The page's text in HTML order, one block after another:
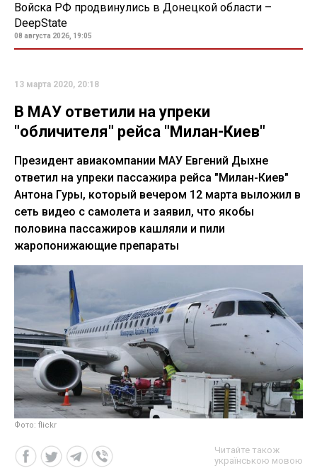
Войска РФ продвинулись в Донецкой области –
DeepState
08 августа 2026, 19:05
13 марта 2020, 20:18
В МАУ ответили на упреки
"обличителя" рейса "Милан-Киев"
Президент авиакомпании МАУ Евгений Дыхне
ответил на упреки пассажира рейса "Милан-Киев"
Антона Гуры, который вечером 12 марта выложил в
сеть видео с самолета и заявил, что якобы
половина пассажиров кашляли и пили
жаропонижающие препараты
Фото: flickr
Читайте також
українською мовою